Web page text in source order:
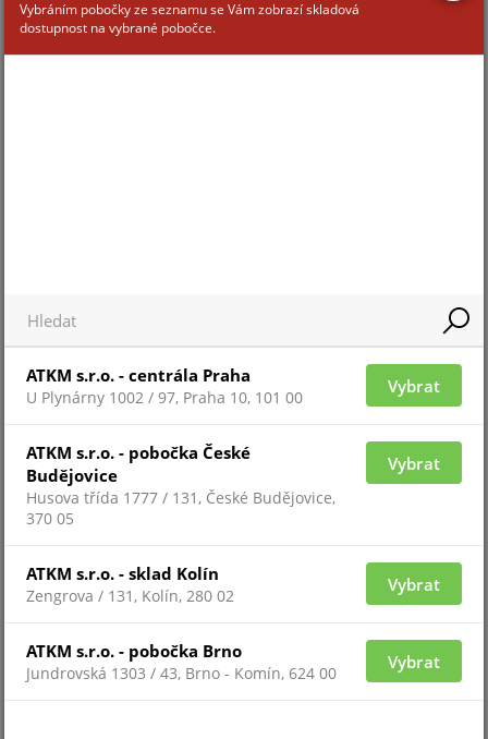
Pro zobrazení informací je nutné být přihlášený
Vybráním pobočky ze seznamu se Vám zobrazí skladová
dostupnost na vybrané pobočce.
ATKM s.r.o. - centrála Praha
U Plynárny 1002 / 97, Praha 10, 101 00
Vybrat
ATKM s.r.o. - pobočka České
Budějovice
Husova třída 1777 / 131, České Budějovice,
370 05
Vybrat
ATKM s.r.o. - sklad Kolín
Zengrova / 131, Kolín, 280 02
Vybrat
ATKM s.r.o. - pobočka Brno
Jundrovská 1303 / 43, Brno - Komín, 624 00
Vybrat